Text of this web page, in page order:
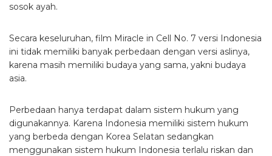
sosok ayah.
Secara keseluruhan, film Miracle in Cell No. 7 versi Indonesia
ini tidak memiliki banyak perbedaan dengan versi aslinya,
karena masih memiliki budaya yang sama, yakni budaya
asia.
Perbedaan hanya terdapat dalam sistem hukum yang
digunakannya. Karena Indonesia memiliki sistem hukum
yang berbeda dengan Korea Selatan sedangkan
menggunakan sistem hukum Indonesia terlalu riskan dan